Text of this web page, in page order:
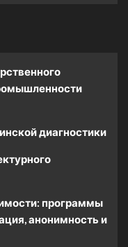
диагностики
программы
анонимность и